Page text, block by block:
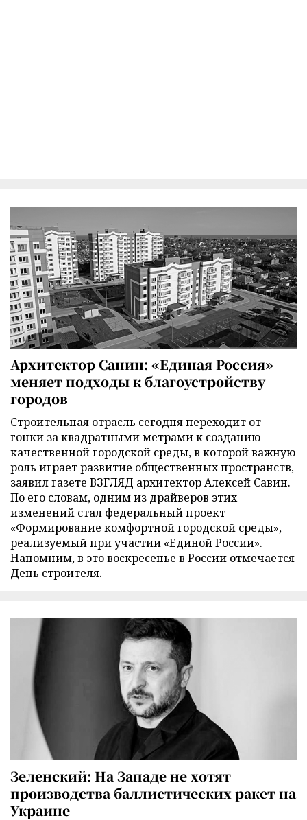
Архитектор Санин: «Единая Россия»
меняет подходы к благоустройству
городов
Строительная отрасль сегодня переходит от
гонки за квадратными метрами к созданию
качественной городской среды, в которой важную
роль играет развитие общественных пространств,
заявил газете ВЗГЛЯД архитектор Алексей Савин.
По его словам, одним из драйверов этих
изменений стал федеральный проект
«Формирование комфортной городской среды»,
реализуемый при участии «Единой России».
Напомним, в это воскресенье в России отмечается
День строителя.
Зеленский: На Западе не хотят
производства баллистических ракет на
Украине